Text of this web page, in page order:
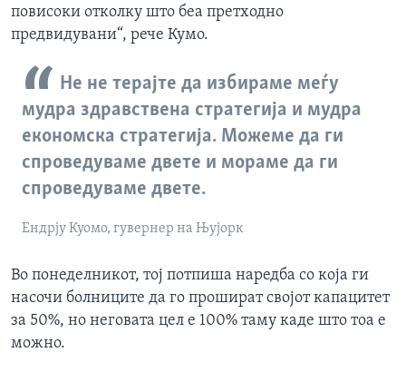
повисоки отколку што беа претходно
предвидувани“, рече Кумо.
Не не терајте да избираме меѓу
мудра здравствена стратегија и мудра
економска стратегија. Можеме да ги
спроведуваме двете и мораме да ги
спроведуваме двете.
Ендрју Куомо, гувернер на Њујорк
Во понеделникот, тој потпиша наредба со која ги
насочи болниците да го прошират својот капацитет
за 50%, но неговата цел е 100% таму каде што тоа е
можно.